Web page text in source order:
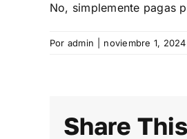
No, simplemente pagas
Por admin noviembre 1, 2024
Share